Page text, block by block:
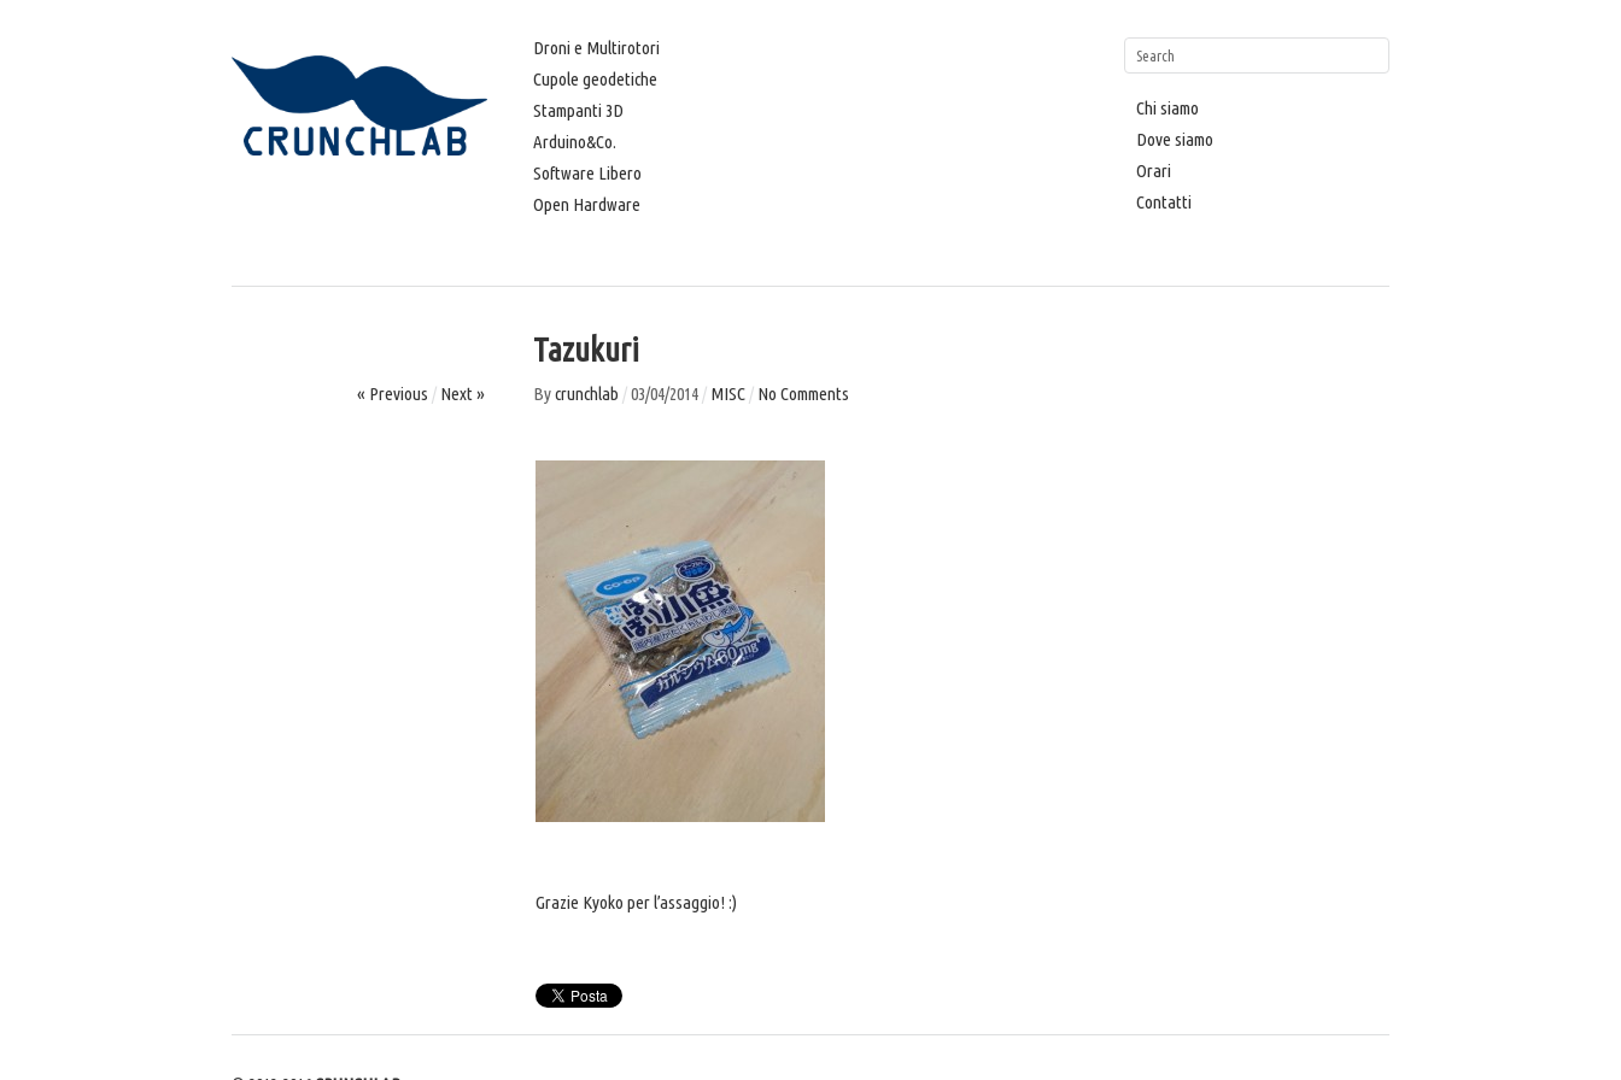
Droni e Multirotori
Cupole geodetiche
Stampanti 3D
Arduino&Co.
Software Libero
Open Hardware
Chi siamo
Dove siamo
Orari
Contatti
Tazukuri
« Previous / Next » Bycrunchlab /03/04/2014 / MISC / No Comments
Grazie Kyoko per l’assaggio! :)